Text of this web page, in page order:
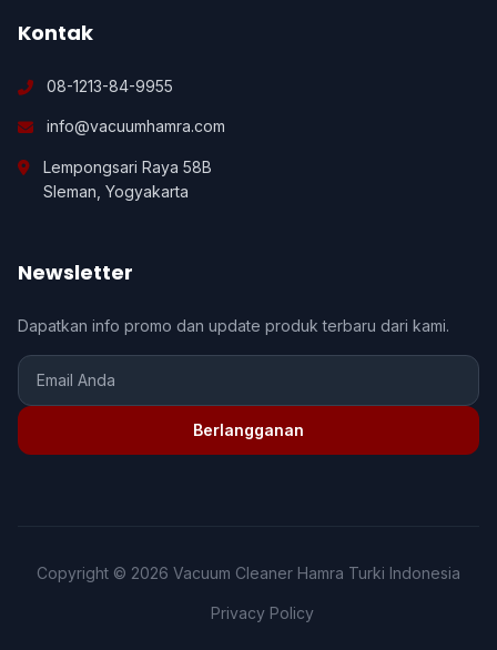
Kontak
08-1213-84-9955
info@vacuumhamra.com
Lempongsari Raya 58B
Sleman, Yogyakarta
Newsletter
Dapatkan info promo dan update produk terbaru dari kami.
Berlangganan
Copyright © 2026 Vacuum Cleaner Hamra Turki Indonesia
Privacy Policy